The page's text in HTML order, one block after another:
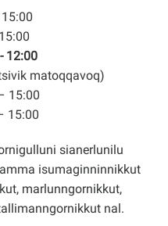
12:00
matoqqavoq)
15:00
15:00
sianerlunilu
isumaginninnikkut
marlunngornikkut,
nal.